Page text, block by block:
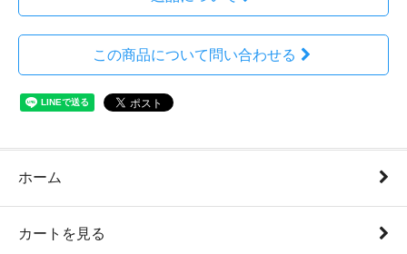
この商品について問い合わせる
ホーム
カートを見る